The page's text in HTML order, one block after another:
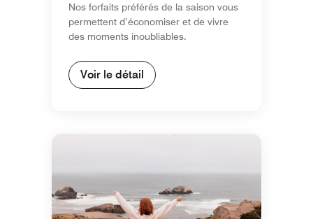
Nos forfaits préférés de la saison vous
permettent d’économiser et de vivre
des moments inoubliables.
Voir le détail